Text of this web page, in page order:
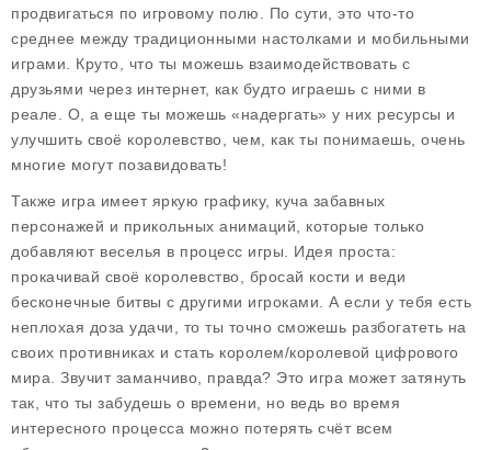
продвигаться по игровому полю. По сути, это что-то
среднее между традиционными настолками и мобильными
играми. Круто, что ты можешь взаимодействовать с
друзьями через интернет, как будто играешь с ними в
реале. О, а еще ты можешь «надергать» у них ресурсы и
улучшить своё королевство, чем, как ты понимаешь, очень
многие могут позавидовать!
Также игра имеет яркую графику, куча забавных
персонажей и прикольных анимаций, которые только
добавляют веселья в процесс игры. Идея проста:
прокачивай своё королевство, бросай кости и веди
бесконечные битвы с другими игроками. А если у тебя есть
неплохая доза удачи, то ты точно сможешь разбогатеть на
своих противниках и стать королем/королевой цифрового
мира. Звучит заманчиво, правда? Это игра может затянуть
так, что ты забудешь о времени, но ведь во время
интересного процесса можно потерять счёт всем